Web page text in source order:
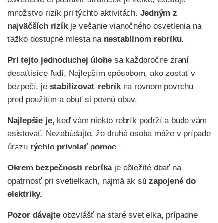
množstvo rizík pri týchto aktivitách. Jedným z
najväčších rizíkje vešanie vianočného osvetlenia na
ťažko dostupné miesta na nestabilnom rebríku.
Pri tejto jednoduchej úlohe sa každoročne zraní
desaťtisíce ľudí. Najlepším spôsobom, ako zostať v
bezpečí, je stabilizovať rebríkna rovnom povrchu
pred použitím a obuť si pevnú obuv.
Najlepšie je, keď vám niekto rebrík podrží a bude vám
asistovať. Nezabúdajte, že druhá osoba môže v prípade
úrazu rýchlo privolať pomoc.
Okrem bezpečnosti rebríka je dôležité dbať na
opatrnosť pri svetielkach, najmä ak sú zapojené do
elektriky.
Pozor dávajte obzvlášť na staré svetielka, prípadne